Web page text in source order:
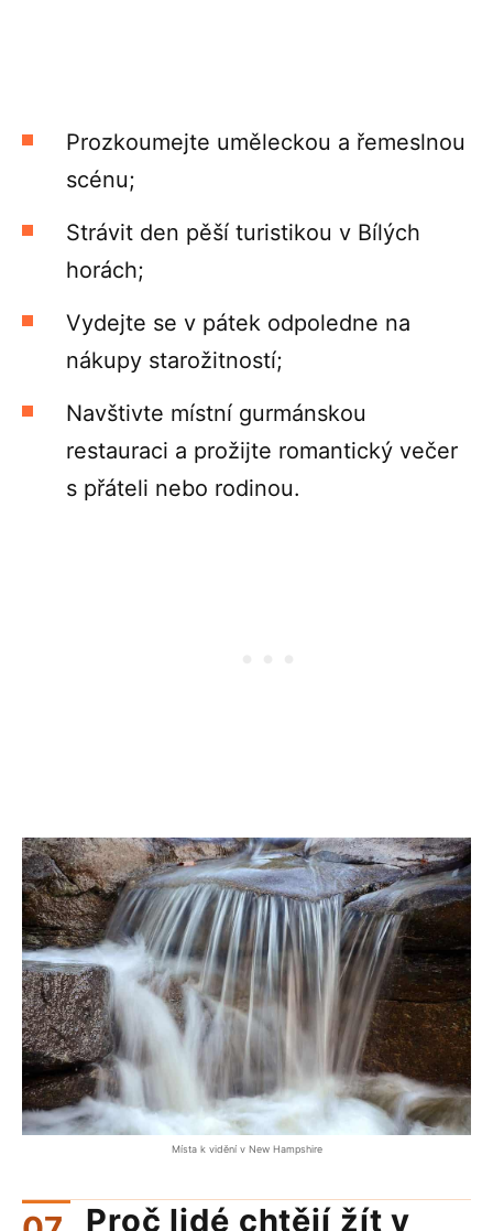
Prozkoumejte uměleckou a řemeslnou
scénu;
Strávit den pěší turistikou v Bílých
horách;
Vydejte se v pátek odpoledne na
nákupy starožitností;
Navštivte místní gurmánskou
restauraci a prožijte romantický večer
s přáteli nebo rodinou.
Místa k vidění v New Hampshire
Proč lidé chtějí žít v